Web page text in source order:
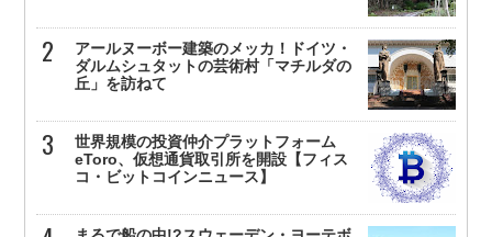
アールヌーボー建築のメッカ！ドイツ・
ダルムシュタットの芸術村「マチルダの
丘」を訪ねて
世界規模の投資仲介プラットフォーム
eToro、仮想通貨取引所を開設【フィス
コ・ビットコインニュース】